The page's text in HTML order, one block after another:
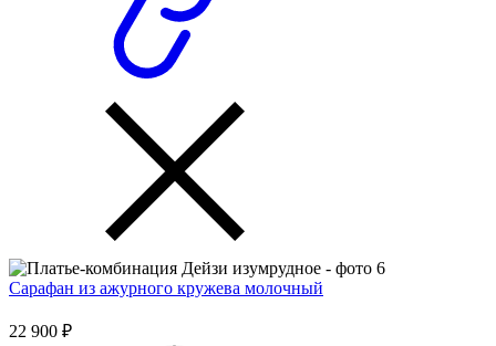
Сарафан из ажурного кружева молочный
22 900 ₽